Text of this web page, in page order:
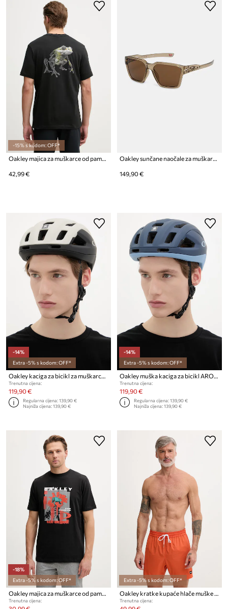
-15% s kodom: OFF*
42,99 € 149,90 €
-14%
Extra -5% s kodom: OFF*
Oakley kaciga za bicikl za muškarce ARO3 Endurance
Trenutna cijena:
119,90 €
Regularna cijena:139,90 €
Najniža cijena:139,90 €
-14%
Extra -5% s kodom: OFF*
Oakley muška kaciga za bicikl ARO3 Endurance
Trenutna cijena:
119,90 €
Regularna cijena:139,90 €
Najniža cijena:139,90 €
-18%
Extra -5% s kodom: OFF*
Oakley majica za muškarce od pamuka FUTURESCAPE FROG
Trenutna cijena:
Extra -5% s kodom: OFF*
Oakley kratke kupaće hlače muške ROBINSON
Trenutna cijena: